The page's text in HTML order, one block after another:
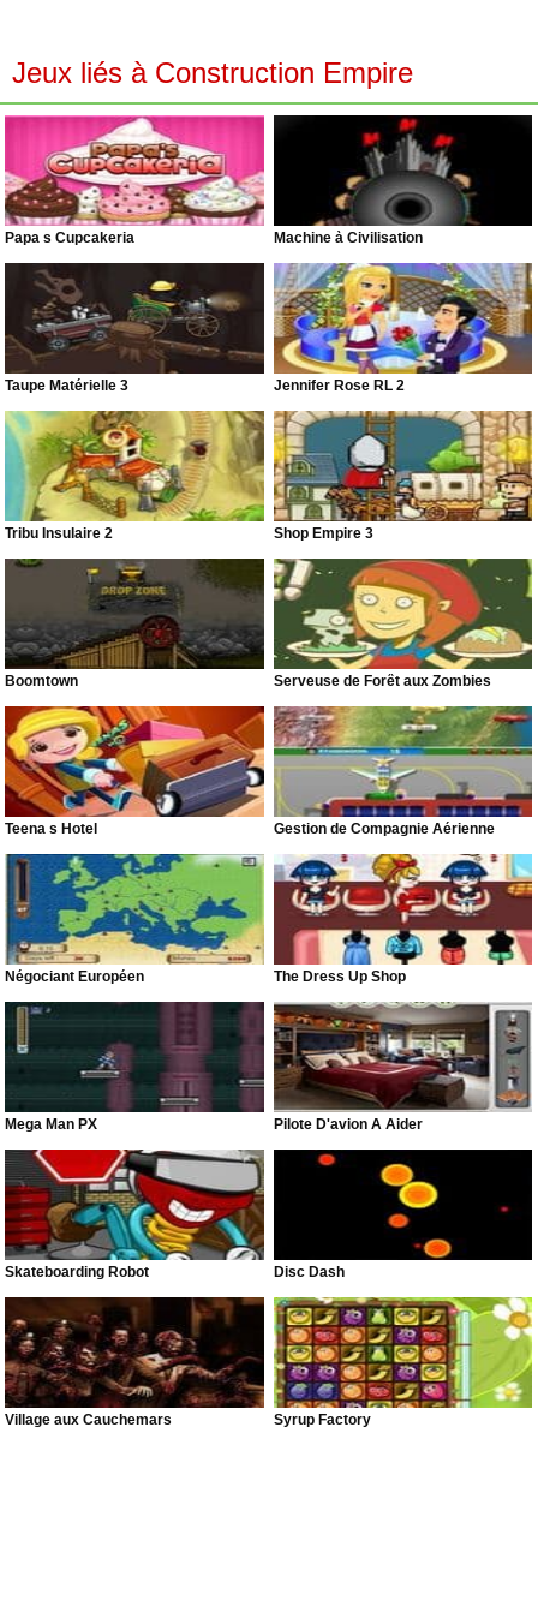
Jeux liés à Construction Empire
Papa s Cupcakeria Machine à Civilisation
Taupe Matérielle 3 Jennifer Rose RL 2
Tribu Insulaire 2 Shop Empire 3
Boomtown Serveuse de Forêt aux Zombies
Teena s Hotel Gestion de Compagnie Aérienne
Négociant Européen The Dress Up Shop
Mega Man PX Pilote D'avion À Aider
Skateboarding Robot Disc Dash
Village aux Cauchemars Syrup Factory